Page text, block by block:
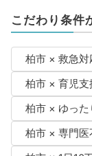
こだわり条件
柏市 × 救急対
柏市 × 育児支
柏市 × ゆった
柏市 × 専門医